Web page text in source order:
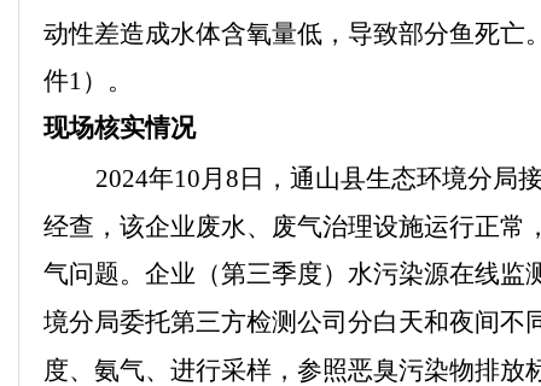
动性差造成水体含氧量低，导致部分鱼死亡
件1 ） 。
现场核实情况
2024年10 月 8 日，通山县生态环境分局
经查，该企业废水、废气治理设施运行正
气问题。企业（第三季度）水污染源在线监
境分局委托第三方检测公司分白天和夜间
度、氨气、进行采样，参照恶臭污染物排放